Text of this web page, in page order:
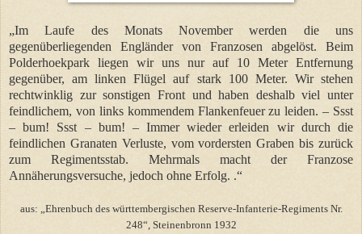
„Im Laufe des Monats November werden die uns
gegenüberliegenden Engländer von Franzosen abgelöst. Beim
Polderhoekpark liegen wir uns nur auf 10 Meter Entfernung
gegenüber, am linken Flügel auf stark 100 Meter. Wir stehen
rechtwinklig zur sonstigen Front und haben deshalb viel unter
feindlichem, von links kommendem Flankenfeuer zu leiden. – Ssst
– bum! Ssst – bum! – Immer wieder erleiden wir durch die
feindlichen Granaten Verluste, vom vordersten Graben bis zurück
zum Regimentsstab. Mehrmals macht der Franzose
Annäherungsversuche, jedoch ohne Erfolg. .“
aus: „Ehrenbuch des württembergischen Reserve-Infanterie-Regiments Nr.
248“, Steinenbronn 1932